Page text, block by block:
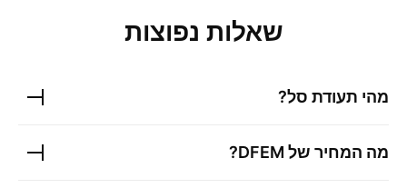
שאלות נפוצות
מהי תעודת סל?
מה המחיר של DFEM
?